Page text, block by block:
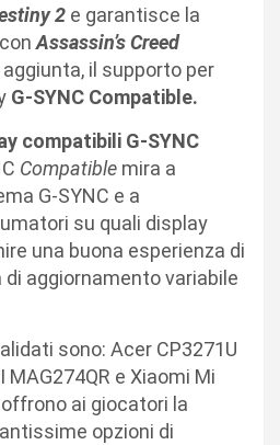
2 e garantisce la
Assassin’s Creed
aggiunta, il supporto per
G-SYNC Compatible.
compatibili G-SYNC
Compatible mira a
G-SYNC e a
su quali display
una buona esperienza di
aggiornamento variabile
sono: Acer CP3271U
MAG274QR e Xiaomi Mi
ai giocatori la
opzioni di